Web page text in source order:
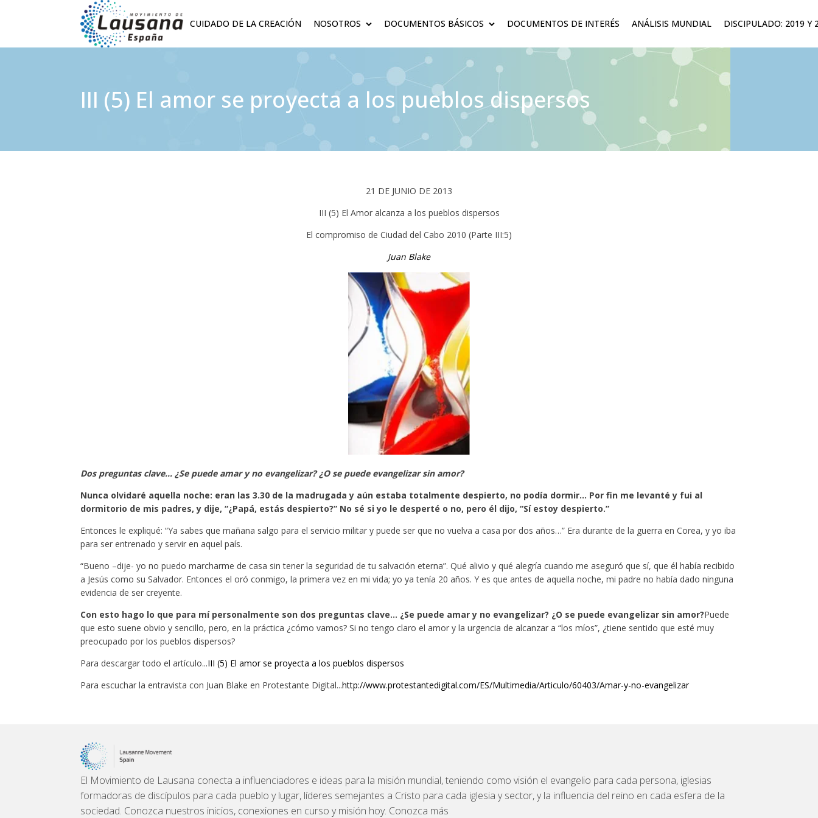
CUIDADO DE LA CREACIÓN NOSOTROS DOCUMENTOS BÁSICOS DOCUMENTOS DE INTERÉS ANÁLISIS MUNDIAL DISCIPULADO: 2019 Y
III (5) El amor se proyecta a los pueblos dispersos
21 DE JUNIO DE 2013
III (5) El Amor alcanza a los pueblos dispersos
El compromiso de Ciudad del Cabo 2010 (Parte III:5)
Juan Blake
Dos preguntas clave… ¿Se puede amar y no evangelizar? ¿O se puede evangelizar sin amor?
Nunca olvidaré aquella noche: eran las 3.30 de la madrugada y aún estaba totalmente despierto, no podía dormir… Por fin me levanté y fui al
dormitorio de mis padres, y dije, “¿Papá, estás despierto?” No sé si yo le desperté o no, pero él dijo, “Sí estoy despierto.”
Entonces le expliqué: “Ya sabes que mañana salgo para el servicio militar y puede ser que no vuelva a casa por dos años…” Era durante de la guerra en Corea, y yo iba
para ser entrenado y servir en aquel país.
“Bueno –dije- yo no puedo marcharme de casa sin tener la seguridad de tu salvación eterna”. Qué alivio y qué alegría cuando me aseguró que sí, que él había recibido
a Jesús como su Salvador. Entonces el oró conmigo, la primera vez en mi vida; yo ya tenía 20 años. Y es que antes de aquella noche, mi padre no había dado ninguna
evidencia de ser creyente.
Con esto hago lo que para mí personalmente son dos preguntas clave… ¿Se puede amar y no evangelizar? ¿O se puede evangelizar sin amor?Puede
que esto suene obvio y sencillo, pero, en la práctica ¿cómo vamos? Si no tengo claro el amor y la urgencia de alcanzar a “los míos”, ¿tiene sentido que esté muy
preocupado por los pueblos dispersos?
Para descargar todo el artículo...III (5) El amor se proyecta a los pueblos dispersos
Para escuchar la entravista con Juan Blake en Protestante Digital...http://www.protestantedigital.com/ES/Multimedia/Articulo/60403/Amar-y-no-evangelizar
El Movimiento de Lausana conecta a influenciadores e ideas para la misión mundial, teniendo como visión el evangelio para cada persona, iglesias
formadoras de discípulos para cada pueblo y lugar, líderes semejantes a Cristo para cada iglesia y sector, y la influencia del reino en cada esfera de la
sociedad. Conozca nuestros inicios, conexiones en curso y misión hoy. Conozca más